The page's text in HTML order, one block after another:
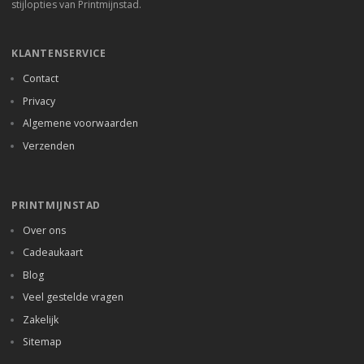
stijlopties van Printmijnstad.
KLANTENSERVICE
Contact
Privacy
Algemene voorwaarden
Verzenden
PRINTMIJNSTAD
Over ons
Cadeaukaart
Blog
Veel gestelde vragen
Zakelijk
Sitemap